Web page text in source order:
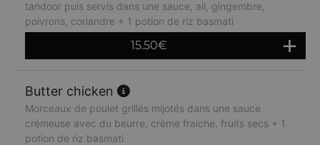
tandoor puis servis dans une sauce, ail, gingembre,
poivrons, coriandre + 1 potion de riz basmati
15.50€
Butter chicken
Morceaux de poulet grillés mijotés dans une sauce
crémeuse avec du beurre, crème fraiche, fruits secs + 1
potion de riz basmati